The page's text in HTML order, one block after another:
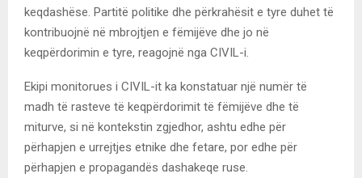
keqdashëse. Partitë politike dhe përkrahësit e tyre duhet të
kontribuojnë në mbrojtjen e fëmijëve dhe jo në
keqpërdorimin e tyre, reagojnë nga CIVIL-i.
Ekipi monitorues i CIVIL-it ka konstatuar një numër të
madh të rasteve të keqpërdorimit të fëmijëve dhe të
miturve, si në kontekstin zgjedhor, ashtu edhe për
përhapjen e urrejtjes etnike dhe fetare, por edhe për
përhapjen e propagandës dashakeqe ruse.